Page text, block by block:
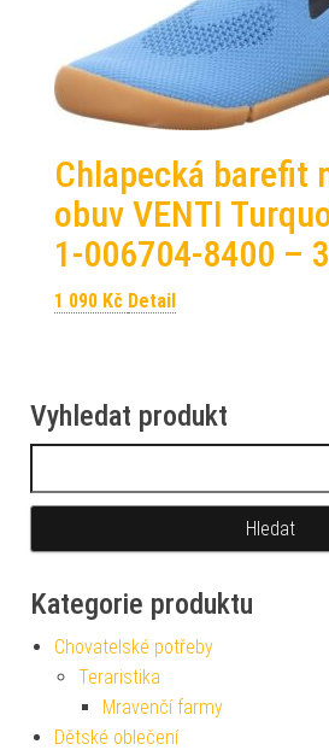
Chlapecká barefit
obuv VENTI
1-006704-8400 –
1 090 Kč Detail
Vyhledat produkt
Kategorie produktu
Chovatelské potřeby
Teraristika
Mravenčí farmy
Dětské oblečení